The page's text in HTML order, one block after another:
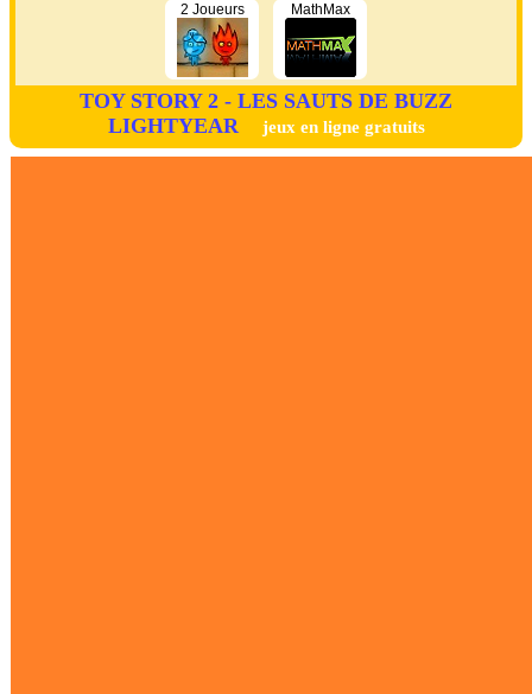
2 Joueurs MathMax
TOY STORY 2 - LES SAUTS DE BUZZ
LIGHTYEAR
jeux en ligne gratuits